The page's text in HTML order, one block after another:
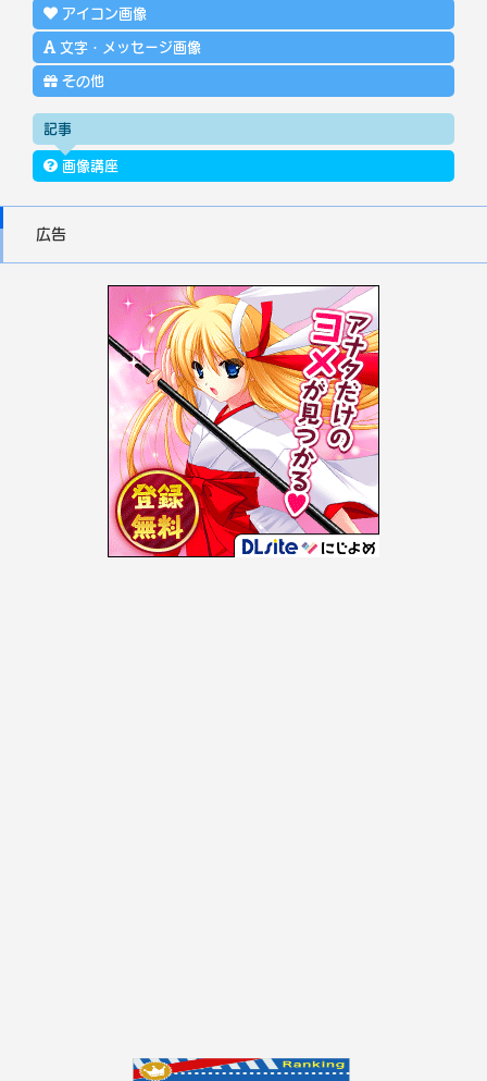
アイコン画像
文字・メッセージ画像
その他
記事
画像講座
広告